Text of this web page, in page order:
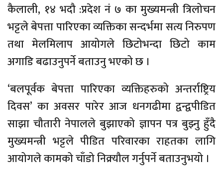
कैलाली, १४ भदौ :प्रदेश नं ७ का मुख्यमन्त्री त्रिलोचन
भट्टले बेपत्ता पारिएका व्यक्तिका सन्दर्भमा सत्य निरुपण
तथा मेलमिलाप आयोगले छिटोभन्दा छिटो काम
अगाडि बढाउनुपर्ने बताउनु भएको छ ।
‘बलपूर्वक बेपत्ता पारिएका व्यक्तिहरुको अन्तर्राष्ट्रिय
दिवस’ का अवसर पारेर आज धनगढीमा द्वन्द्वपीडित
साझा चौतारी नेपालले बुझाएको ज्ञापन पत्र बुझ्नु हुँदै
मुख्यमन्त्री भट्टले पीडित परिवारका राहतका लागि
आयोगले कामको चाँडो निक्र्यौल गर्नुपर्ने बताउनुभयो ।